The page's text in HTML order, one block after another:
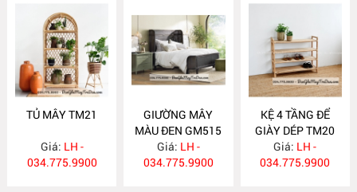
TỦ MÂY TM21
Giá: LH -
034.775.9900
GIƯỜNG MÂY
MÀU ĐEN GM515
Giá: LH -
034.775.9900
KỆ 4 TẦNG ĐỂ
GIÀY DÉP TM20
Giá: LH -
034.775.9900